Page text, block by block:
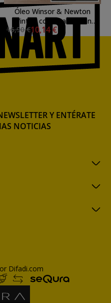
Óleo Winsor & Newton
Winton color Pardo Van
Dyck (200 ml)
16,90 €10,14 €
Y ENTÉRATE
NOTICIAS
Difadi.com